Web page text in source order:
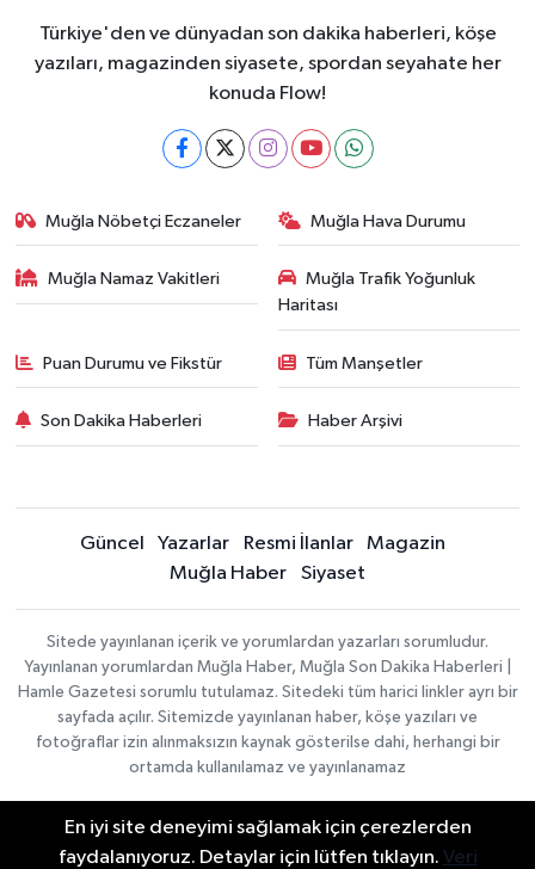
Türkiye'den ve dünyadan son dakika haberleri, köşe
yazıları, magazinden siyasete, spordan seyahate her
konuda Flow!
Muğla Nöbetçi Eczaneler Muğla Hava Durumu
Muğla Namaz Vakitleri
Muğla Trafik Yoğunluk
Haritası
Puan Durumu ve Fikstür Tüm Manşetler
Son Dakika Haberleri Haber Arşivi
Güncel Yazarlar Resmi İlanlar
Magazin
Muğla Haber
Siyaset
Sitede yayınlanan içerik ve yorumlardan yazarları sorumludur.
Yayınlanan yorumlardan Muğla Haber, Muğla Son Dakika Haberleri |
Hamle Gazetesi sorumlu tutulamaz. Sitedeki tüm harici linkler ayrı bir
sayfada açılır. Sitemizde yayınlanan haber, köşe yazıları ve
fotoğraflar izin alınmaksızın kaynak gösterilse dahi, herhangi bir
ortamda kullanılamaz ve yayınlanamaz
Gizlilik Sözleşmesi
Veri Politikası
Haber Yazılımı: TE Bilişim
En iyi site deneyimi sağlamak için çerezlerden
faydalanıyoruz. Detaylar için lütfen tıklayın. Veri